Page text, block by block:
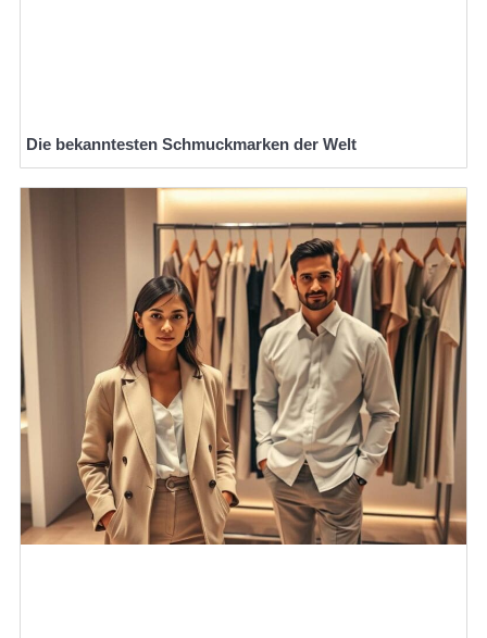
Die bekanntesten Schmuckmarken der Welt